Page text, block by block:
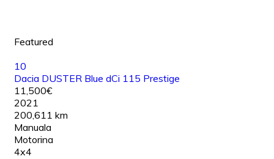
Featured
10
Dacia DUSTER Blue dCi 115 Prestige
11,500€
2021
200,611 km
Manuala
Motorina
4x4